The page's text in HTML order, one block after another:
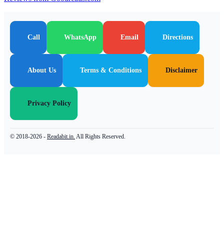
Call WhatsApp Email Directions
About Us Terms & Conditions Disclaimer
Privacy Policy
© 2018-2026 - Readabit.in. All Rights Reserved.